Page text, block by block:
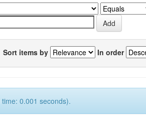
Sort items by In order
0.001 seconds).